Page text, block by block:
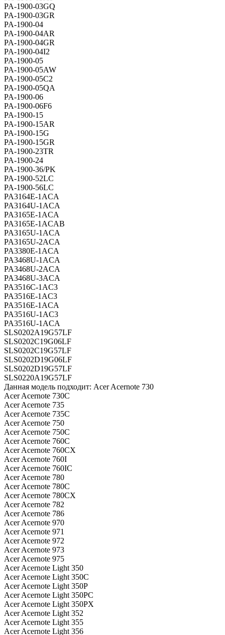
PA-1900-03GQ
PA-1900-03GR
PA-1900-04
PA-1900-04AR
PA-1900-04GR
PA-1900-04I2
PA-1900-05
PA-1900-05AW
PA-1900-05C2
PA-1900-05QA
PA-1900-06
PA-1900-06F6
PA-1900-15
PA-1900-15AR
PA-1900-15G
PA-1900-15GR
PA-1900-23TR
PA-1900-24
PA-1900-36/PK
PA-1900-52LC
PA-1900-56LC
PA3164E-1ACA
PA3164U-1ACA
PA3165E-1ACA
PA3165E-1ACAB
PA3165U-1ACA
PA3165U-2ACA
PA3380E-1ACA
PA3468U-1ACA
PA3468U-2ACA
PA3468U-3ACA
PA3516C-1AC3
PA3516E-1AC3
PA3516E-1ACA
PA3516U-1AC3
PA3516U-1ACA
SLS0202A19G57LF
SLS0202C19G06LF
SLS0202C19G57LF
SLS0202D19G06LF
SLS0202D19G57LF
SLS0220A19G57LF
Данная модель подходит: Acer Acernote 730
Acer Acernote 730C
Acer Acernote 735
Acer Acernote 735C
Acer Acernote 750
Acer Acernote 750C
Acer Acernote 760C
Acer Acernote 760CX
Acer Acernote 760I
Acer Acernote 760IC
Acer Acernote 780
Acer Acernote 780C
Acer Acernote 780CX
Acer Acernote 782
Acer Acernote 786
Acer Acernote 970
Acer Acernote 971
Acer Acernote 972
Acer Acernote 973
Acer Acernote 975
Acer Acernote Light 350
Acer Acernote Light 350C
Acer Acernote Light 350P
Acer Acernote Light 350PC
Acer Acernote Light 350PX
Acer Acernote Light 352
Acer Acernote Light 355
Acer Acernote Light 356